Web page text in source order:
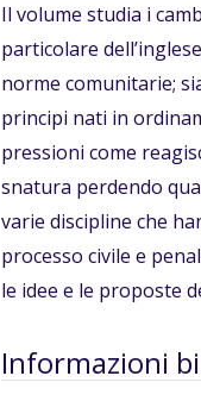
Il volume studia i
particolare
norme comunitarie;
principi nati in
pressioni come
snatura perdendo
varie discipline che
processo civile e
le idee e le proposte
Informazioni